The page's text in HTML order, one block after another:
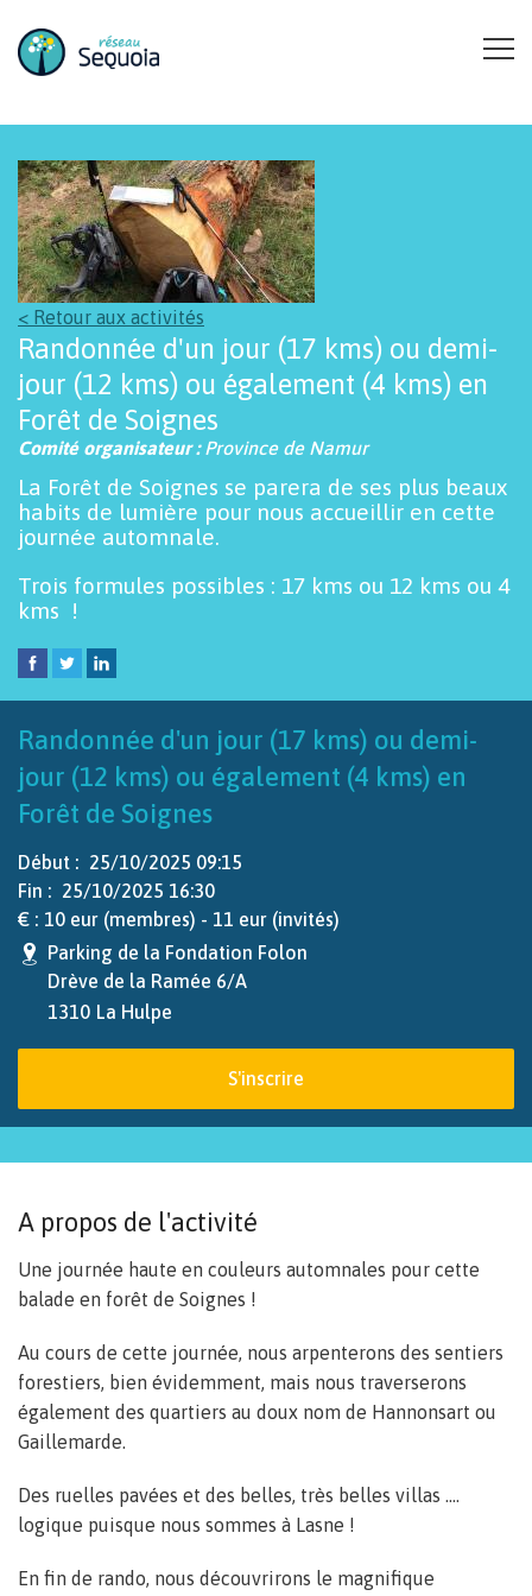
< Retour aux activités
Randonnée d'un jour (17 kms) ou demi-
jour (12 kms) ou également (4 kms) en
Forêt de Soignes
Comité organisateur :Province de Namur
La Forêt de Soignes se parera de ses plus beaux
habits de lumière pour nous accueillir en cette
journée automnale.
Trois formules possibles : 17 kms ou 12 kms ou 4
kms !
Randonnée d'un jour (17 kms) ou demi-
jour (12 kms) ou également (4 kms) en
Forêt de Soignes
Début : 25/10/2025 09:15
Fin : 25/10/2025 16:30
€ : 10 eur (membres) - 11 eur (invités)
Parking de la Fondation Folon
Drève de la Ramée 6/A
1310 La Hulpe
S'inscrire
A propos de l'activité
Une journée haute en couleurs automnales pour cette
balade en forêt de Soignes !
Au cours de cette journée, nous arpenterons des sentiers
forestiers, bien évidemment, mais nous traverserons
également des quartiers au doux nom de Hannonsart ou
Gaillemarde.
Des ruelles pavées et des belles, très belles villas ....
logique puisque nous sommes à Lasne !
En fin de rando, nous découvrirons le magnifique